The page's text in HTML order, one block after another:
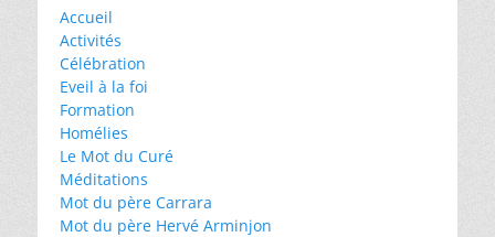
Accueil
Activités
Célébration
Eveil à la foi
Formation
Homélies
Le Mot du Curé
Méditations
Mot du père Carrara
Mot du père Hervé Arminjon